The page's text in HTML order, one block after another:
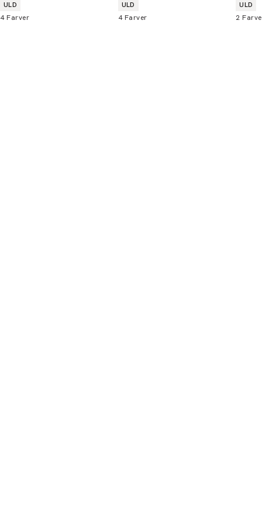
Produkt egenskaber
ULD
4 Farver
Produkt egenskaber
ULD
4 Farver
ULD
2